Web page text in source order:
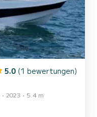
5.0 (1 bewertungen)
2023
5.4 m